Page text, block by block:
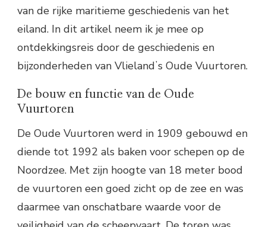
van de rijke maritieme geschiedenis van het
eiland. In dit artikel neem ik je mee op
ontdekkingsreis door de geschiedenis en
bijzonderheden van Vlielandʼs Oude Vuurtoren.
De bouw en functie van de Oude
Vuurtoren
De Oude Vuurtoren werd in 1909 gebouwd en
diende tot 1992 als baken voor schepen op de
Noordzee. Met zijn hoogte van 18 meter bood
de vuurtoren een goed zicht op de zee en was
daarmee van onschatbare waarde voor de